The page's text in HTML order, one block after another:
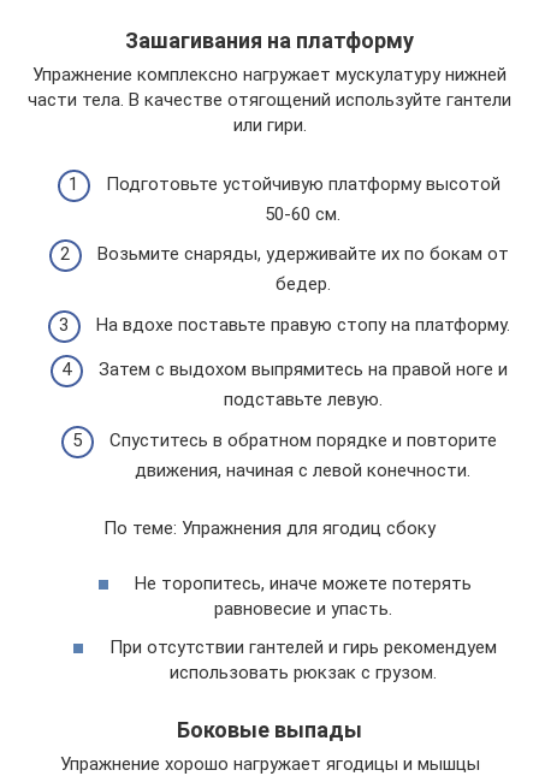
Зашагивания на платформу
Упражнение комплексно нагружает мускулатуру нижней
части тела. В качестве отягощений используйте гантели
или гири.
Подготовьте устойчивую платформу высотой
50-60 см.
Возьмите снаряды, удерживайте их по бокам от
бедер.
На вдохе поставьте правую стопу на платформу.
Затем с выдохом выпрямитесь на правой ноге и
подставьте левую.
Спуститесь в обратном порядке и повторите
движения, начиная с левой конечности.
По теме: Упражнения для ягодиц сбоку
Не торопитесь, иначе можете потерять
равновесие и упасть.
При отсутствии гантелей и гирь рекомендуем
использовать рюкзак с грузом.
Боковые выпады
Упражнение хорошо нагружает ягодицы и мышцы